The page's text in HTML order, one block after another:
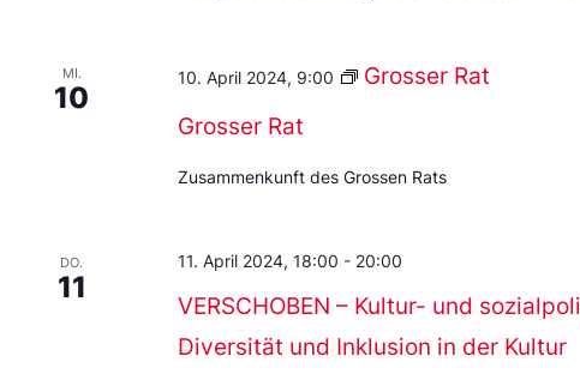
MI.
10
Grosser Rat
10. April 2024, 9:00 Grosser Rat
Zusammenkunft des Grossen Rats
DO.
11
VERSCHOBEN – Kultur- und
Diversität und Inklusion in der Kultur
11. April 2024, 18:00 - 20:00